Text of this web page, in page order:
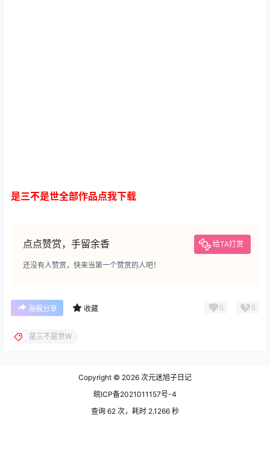
是三不是世全部作品点我下载
点点赞赏，手留余香 给TA打赏
还没有人赞赏，快来当第一个赞赏的人吧！
海报分享 收藏 0 0
是三不是世W
Copyright © 2026 次元迷旭子日记
皖ICP备2021011157号-4
查询 62 次，耗时 2.1266 秒